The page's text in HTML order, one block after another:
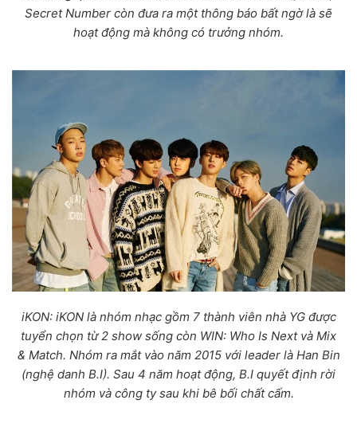
Secret Number còn đưa ra một thông báo bất ngờ là sẽ
hoạt động mà không có trưởng nhóm.
iKON: iKON là nhóm nhạc gồm 7 thành viên nhà YG được
tuyển chọn từ 2 show sống còn WIN: Who Is Next và Mix
& Match. Nhóm ra mắt vào năm 2015 với leader là Han Bin
(nghệ danh B.I). Sau 4 năm hoạt động, B.I quyết định rời
nhóm và công ty sau khi bê bối chất cấm.